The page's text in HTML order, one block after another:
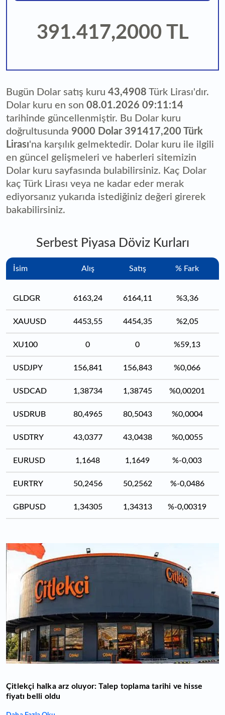
391.417,2000 TL
Bugün Dolar satış kuru 43,4908 Türk Lirası'dır.
Dolar kuru en son 08.01.2026 09:11:14
tarihinde güncellenmiştir. Bu Dolar kuru
doğrultusunda 9000 Dolar 391417,200 Türk
Lirası'na karşılık gelmektedir. Dolar kuru ile ilgili
en güncel gelişmeleri ve haberleri sitemizin
Dolar kuru sayfasında bulabilirsiniz. Kaç Dolar
kaç Türk Lirası veya ne kadar eder merak
ediyorsanız yukarıda istediğiniz değeri girerek
bakabilirsiniz.
Serbest Piyasa Döviz Kurları
İsim Alış Satış % Fark
GLDGR 6163,24 6164,11 %3,36
XAUUSD 4453,55 4454,35 %2,05
XU100 0 0 %59,13
USDJPY 156,841 156,843 %0,066
USDCAD 1,38734 1,38745 %0,00201
USDRUB 80,4965 80,5043 %0,0004
USDTRY 43,0377 43,0438 %0,0055
EURUSD 1,1648 1,1649 %-0,003
EURTRY 50,2456 50,2562 %-0,0486
GBPUSD 1,34305 1,34313 %-0,00319
Çitlekçi halka arz oluyor: Talep toplama tarihi ve hisse
fiyatı belli oldu